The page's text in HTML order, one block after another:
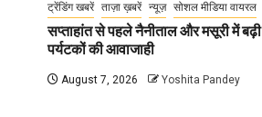
ट्रेंडिंग खबरें ताज़ा ख़बरें न्यूज़ सोशल मीडिया वायरल
सप्ताहांत से पहले नैनीताल और मसूरी में बढ़ी
पर्यटकों की आवाजाही
August 7, 2026 Yoshita Pandey